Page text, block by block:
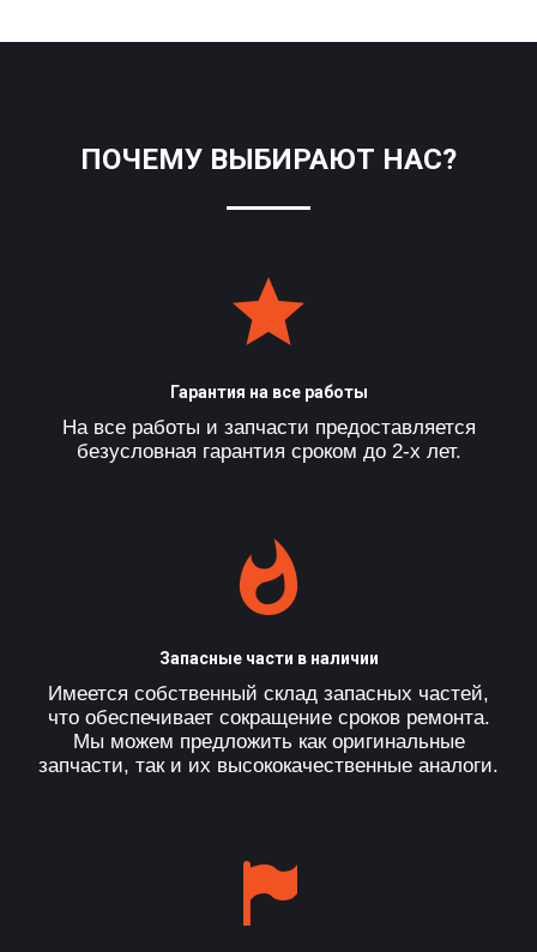
ПОЧЕМУ ВЫБИРАЮТ НАС?
Гарантия на все работы
На все работы и запчасти предоставляется
безусловная гарантия сроком до 2-х лет.
Запасные части в наличии
Имеется собственный склад запасных частей,
что обеспечивает сокращение сроков ремонта.
Мы можем предложить как оригинальные
запчасти, так и их высококачественные аналоги.